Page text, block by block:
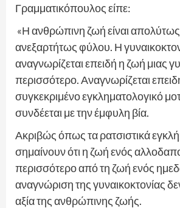
Γραμματικόπουλος είπε:
«Η ανθρώπινη ζωή είναι απολύτως
ανεξαρτήτως φύλου. Η
αναγνωρίζεται επειδή η ζωή μιας
περισσότερο. Αναγνωρίζεται
συγκεκριμένο εγκληματολογικό
συνδέεται με την έμφυλη βία.
Ακριβώς όπως τα ρατσιστικά
σημαίνουν ότι η ζωή ενός
περισσότερο από τη ζωή ενός
αναγνώριση της γυναικοκτονίας
αξία της ανθρώπινης ζωής.